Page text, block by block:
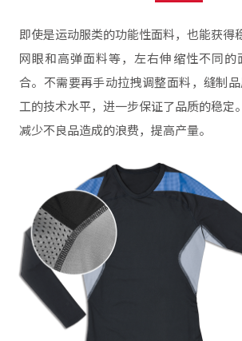
即使是运动服类的功能性面料，也能获得
网眼和高弹面料等，左右伸缩性不同的
合。不需要再手动拉拽调整面料，缝制
工的技术水平，进一步保证了品质的稳定。
减少不良品造成的浪费，提高产量。